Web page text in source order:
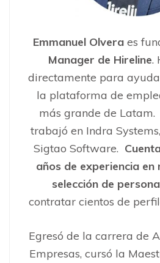
Emmanuel Olvera es
Manager de Hireline.
directamente para
la plataforma de
más grande de
trabajó en Indra
Sigtao Software.
años de experiencia
selección de
contratar cientos de
Egresó de la carrera de
Empresas, cursó la